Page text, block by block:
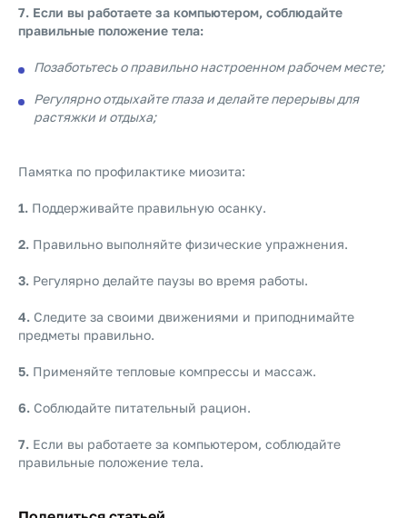
7. Если вы работаете за компьютером, соблюдайте
правильные положение тела:
Позаботьтесь о правильно настроенном рабочем месте;
Регулярно отдыхайте глаза и делайте перерывы для
растяжки и отдыха;
Памятка по профилактике миозита:
1. Поддерживайте правильную осанку.
2. Правильно выполняйте физические упражнения.
3. Регулярно делайте паузы во время работы.
4. Следите за своими движениями и приподнимайте
предметы правильно.
5. Применяйте тепловые компрессы и массаж.
6. Соблюдайте питательный рацион.
7. Если вы работаете за компьютером, соблюдайте
правильные положение тела.